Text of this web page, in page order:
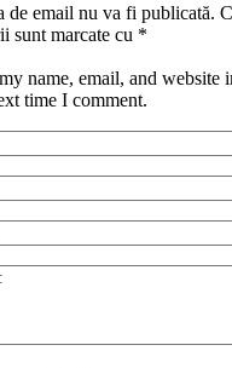
de email nu va fi publicată.
sunt marcate cu *
name, email, and website
time I comment.